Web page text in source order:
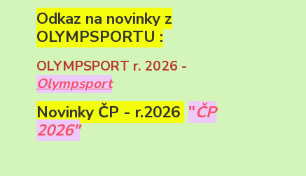
Odkaz na novinky z
OLYMPSPORTU :
OLYMPSPORT r. 2026 -
Olympsport
Novinky ČP - r.2026 "ČP
2026"